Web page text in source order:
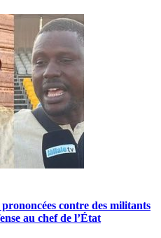
contre des militants
au chef de l’État